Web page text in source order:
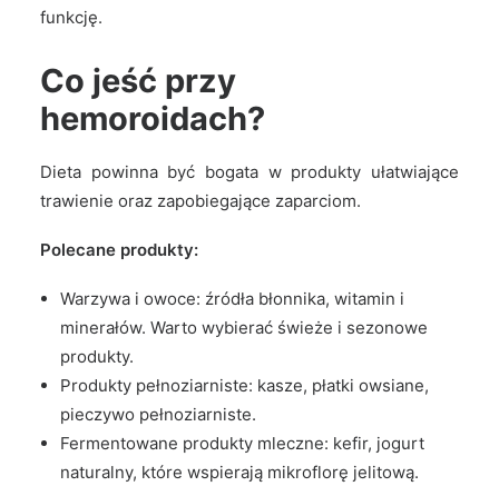
funkcję.
Co jeść przy
hemoroidach?
Dieta powinna być bogata w produkty ułatwiające
trawienie oraz zapobiegające zaparciom.
Polecane produkty:
Warzywa i owoce: źródła błonnika, witamin i
minerałów. Warto wybierać świeże i sezonowe
produkty.
Produkty pełnoziarniste: kasze, płatki owsiane,
pieczywo pełnoziarniste.
Fermentowane produkty mleczne: kefir, jogurt
naturalny, które wspierają mikroflorę jelitową.